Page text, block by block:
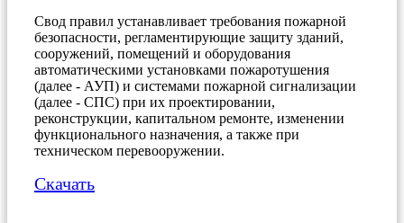
Свод правил устанавливает требования пожарной
безопасности, регламентирующие защиту зданий,
сооружений, помещений и оборудования
автоматическими установками пожаротушения
(далее - АУП) и системами пожарной сигнализации
(далее - СПС) при их проектировании,
реконструкции, капитальном ремонте, изменении
функционального назначения, а также при
техническом перевооружении.
Скачать